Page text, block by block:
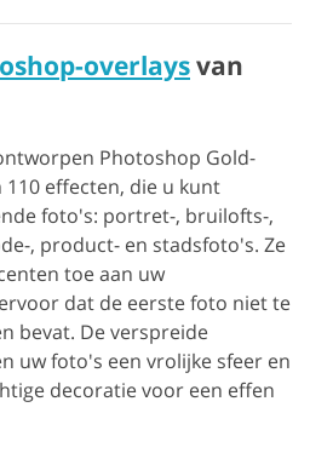
overlaysvan
Photoshop Gold-
effecten, die u kunt
foto's: portret-, bruilofts-,
, product- en stadsfoto's. Ze
toe aan uw
dat de eerste foto niet te
bevat. De verspreide
uw foto's een vrolijke sfeer en
decoratie voor een effen